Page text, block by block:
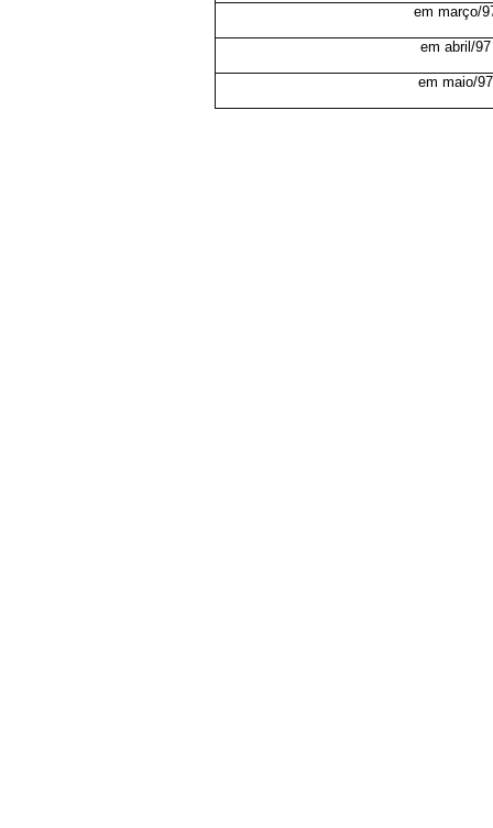
em março/
em abril/97
em maio/97